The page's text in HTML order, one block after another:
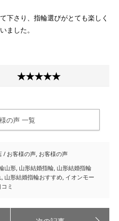
下さり、指輪選びがとても楽しく
ました。
価★★★★★
の声 一覧
/ お客様の声, お客様の声
山形, 山形結婚指輪, 山形結婚指輪
, 山形結婚指輪おすすめ, イオンモー
ミ